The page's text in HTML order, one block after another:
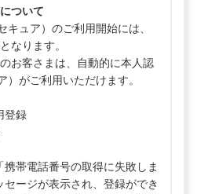
ついて
キュア）のご利用開始には、
なります。
お客さまは、自動的に本人認
）がご利用いただけます。
登録
帯電話番号の取得に失敗しま
セージが表示され、登録ができ